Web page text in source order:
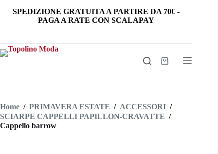
SPEDIZIONE GRATUITA A PARTIRE DA 70€ -
PAGA A RATE CON SCALAPAY
Carrello
Home / PRIMAVERA ESTATE / ACCESSORI /
SCIARPE CAPPELLI PAPILLON-CRAVATTE /
Cappello barrow